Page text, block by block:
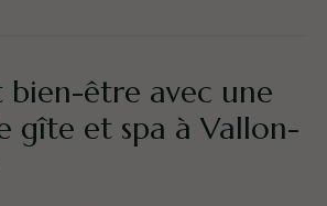
être avec une
gîte et spa à Vallon-